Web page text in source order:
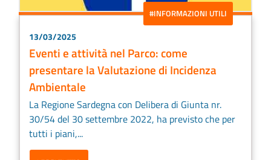
#INFORMAZIONI UTILI
13/03/2025
Eventi e attività nel Parco: come
presentare la Valutazione di Incidenza
Ambientale
La Regione Sardegna con Delibera di Giunta nr.
30/54 del 30 settembre 2022, ha previsto che per
tutti i piani,...